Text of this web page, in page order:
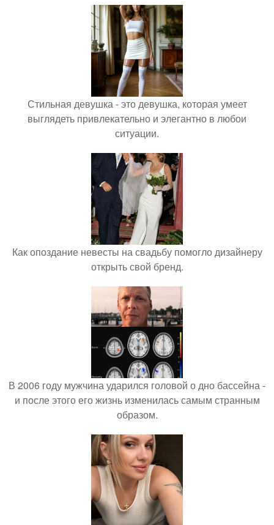
Стильная девушка - это девушка, которая умеет
выглядеть привлекательно и элегантно в любои
ситуации.
Как опоздание невесты на свадьбу помогло дизайнеру
открыть свой бренд.
В 2006 году мужчина ударился головой о дно бассейна -
и после этого его жизнь изменилась самым странным
образом.